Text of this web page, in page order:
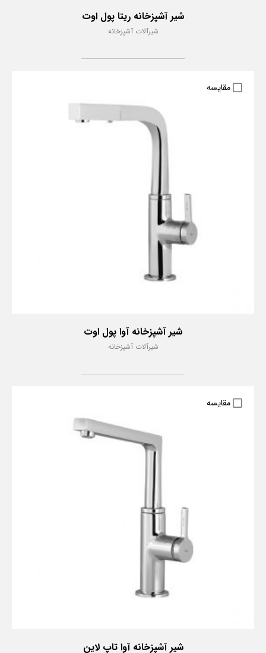
شیر آشپزخانه ریتا پول اوت
شیرآلات آشپزخانه
مقایسه
شیر آشپزخانه آوا پول اوت
شیرآلات آشپزخانه
مقایسه
شیر آشپزخانه آوا تاپ لاین